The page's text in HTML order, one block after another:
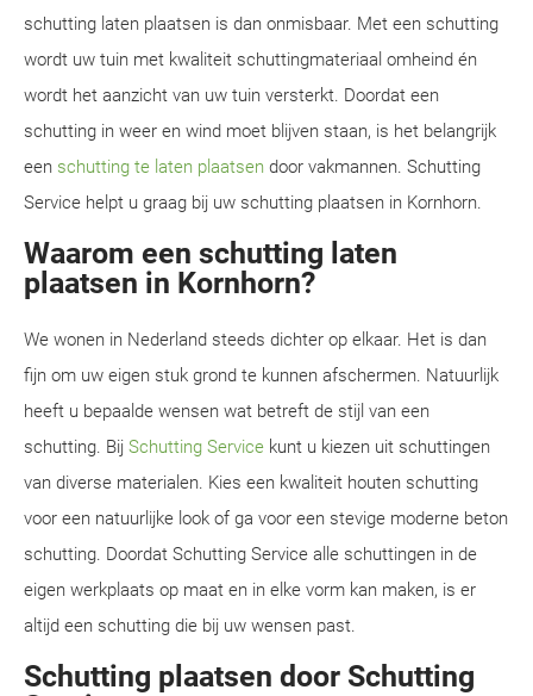
schutting laten plaatsen is dan onmisbaar. Met een schutting
wordt uw tuin met kwaliteit schuttingmateriaal omheind én
wordt het aanzicht van uw tuin versterkt. Doordat een
schutting in weer en wind moet blijven staan, is het belangrijk
een schutting te laten plaatsen door vakmannen. Schutting
Service helpt u graag bij uw schutting plaatsen in Kornhorn.
Waarom een schutting laten
plaatsen in Kornhorn?
We wonen in Nederland steeds dichter op elkaar. Het is dan
fijn om uw eigen stuk grond te kunnen afschermen. Natuurlijk
heeft u bepaalde wensen wat betreft de stijl van een
schutting. Bij Schutting Service kunt u kiezen uit schuttingen
van diverse materialen. Kies een kwaliteit houten schutting
voor een natuurlijke look of ga voor een stevige moderne beton
schutting. Doordat Schutting Service alle schuttingen in de
eigen werkplaats op maat en in elke vorm kan maken, is er
altijd een schutting die bij uw wensen past.
Schutting plaatsen door Schutting